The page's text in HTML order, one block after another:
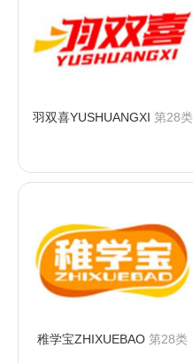
羽双喜YUSHUANGXI 第28类
稚学宝ZHIXUEBAO 第28类